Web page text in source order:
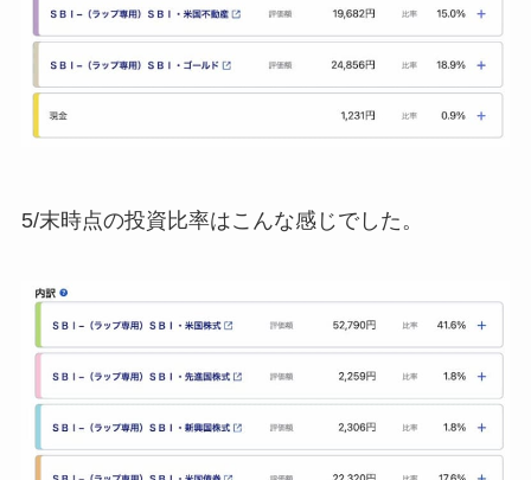
5/末時点の投資比率はこんな感じでした。